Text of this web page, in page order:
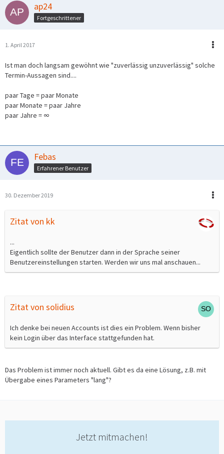
ap24
Fortgeschrittener
1. April 2017
Ist man doch langsam gewöhnt wie "zuverlässig unzuverlässig" solche
Termin-Aussagen sind....
paar Tage = paar Monate
paar Monate = paar Jahre
paar Jahre = ∞
Febas
Erfahrener Benutzer
30. Dezember 2019
Zitat von kk
...
Eigentlich sollte der Benutzer dann in der Sprache seiner
Benutzereinstellungen starten. Werden wir uns mal anschauen...
Zitat von solidius
Ich denke bei neuen Accounts ist dies ein Problem. Wenn bisher
kein Login über das Interface stattgefunden hat.
Das Problem ist immer noch aktuell. Gibt es da eine Lösung, z.B. mit
Übergabe eines Parameters "lang"?
Jetzt mitmachen!